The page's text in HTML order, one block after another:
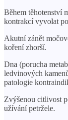
Během těhotenství
kontrakcí vyvolat
Akutní zánět
koření zhorší.
Dna (porucha
ledvinových
patologie
Zvýšenou citlivost
užívání petržele.